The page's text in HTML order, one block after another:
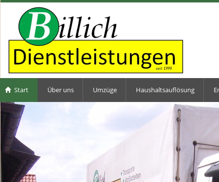
Start Über uns Umzüge Haushaltsauflösung